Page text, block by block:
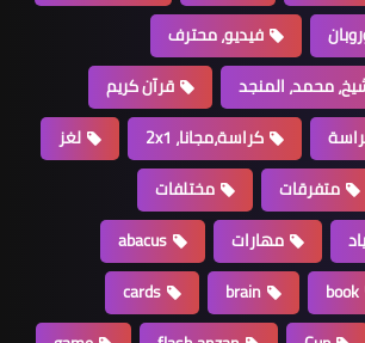
فيديو، محترف
محمد، المنجد
قرآن كريم
كراسة،مجانا، 2x1
لغز
متفرقات
مختلفات
مهارات
abacus
book
brain
cards